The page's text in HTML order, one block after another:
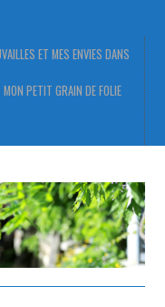
ET MES ENVIES DANS
PETIT GRAIN DE FOLIE